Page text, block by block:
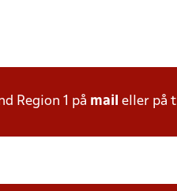
Region 1 på mail eller på